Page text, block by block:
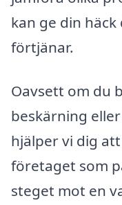
kan ge din
förtjänar.
Oavsett om du
beskärning
hjälper vi dig
företaget som
steget mot en